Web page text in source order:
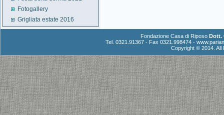
Fotogallery
Grigliata estate 2016
Fondazione Casa di RiposoDott.
Tel. 0321.91367 - Fax 0321.998474 -
Copyright © 2014.